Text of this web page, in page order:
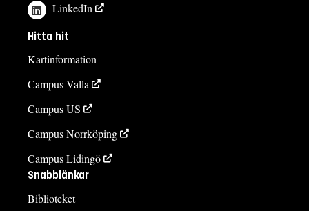
LinkedIn
Hitta hit
Kartinformation
Campus Valla
Campus US
Campus Norrköping
Campus Lidingö
Snabblänkar
Biblioteket